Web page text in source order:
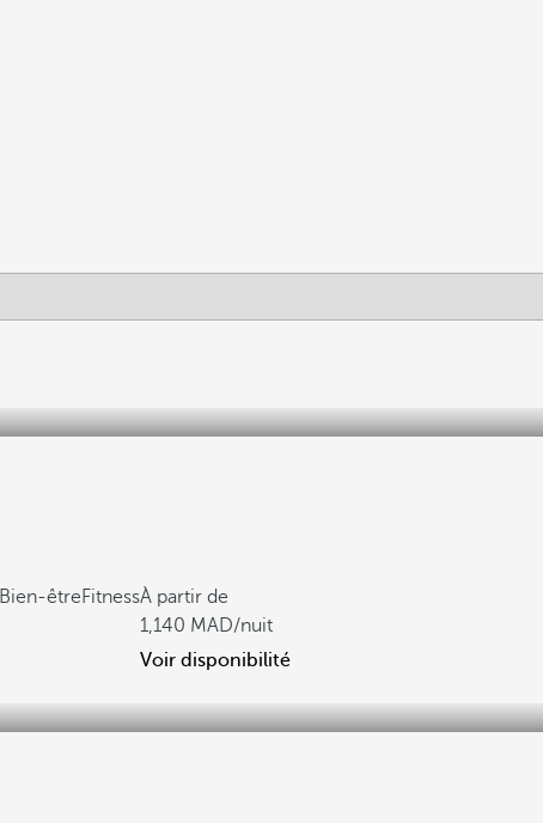
Bien-êtreFitnessÀ partir de
1,140
/nuit
Voir disponibilité